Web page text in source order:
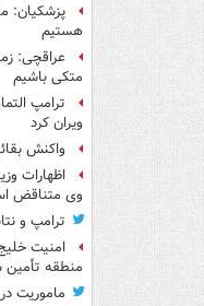
پزشکیان:
هستیم
عراقچی:
متکی باشیم
ترامپ
ویران کرد
واکنش
اظهارات
وی متناقض
ترامپ و
امنیت
منطقه تأمین
ماموریت